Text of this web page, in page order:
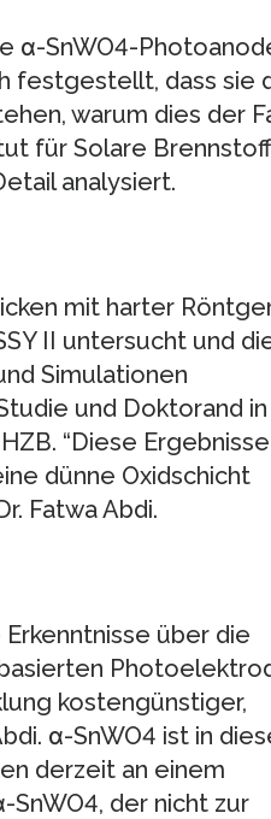
α-SnWO4-
festgestellt, dass sie
warum dies der
für Solare
analysiert.
mit harter
II untersucht und
Simulationen
und Doktorand in
“Diese Ergebnisse
dünne Oxidschicht
Fatwa Abdi.
über die
kostengünstiger,
α-SnWO4 ist in
derzeit an einem
der nicht zur